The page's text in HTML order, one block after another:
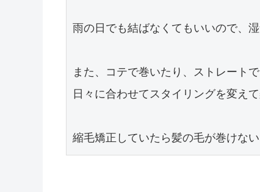
雨の日でも結ばなくてもいいので、
また、コテで巻いたり、ストレート
日々に合わせてスタイリングを変え
縮毛矯正していたら髪の毛が巻けな